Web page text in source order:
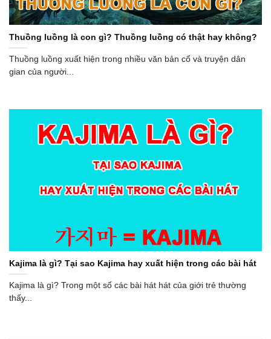
Thuồng luồng là con gì? Thuồng luồng có thật hay không?
Thuồng luồng xuất hiện trong nhiều văn bản cổ và truyện dân
gian của người...
Kajima là gì? Tại sao Kajima hay xuất hiện trong các bài hát
Kajima là gì? Trong một số các bài hát hát của giới trẻ thường
thấy...